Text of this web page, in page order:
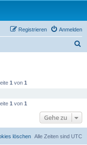
Anmelden
Registrieren
1 von 1
1 von 1
Gehe zu
Alle Zeiten sind UTC
löschen